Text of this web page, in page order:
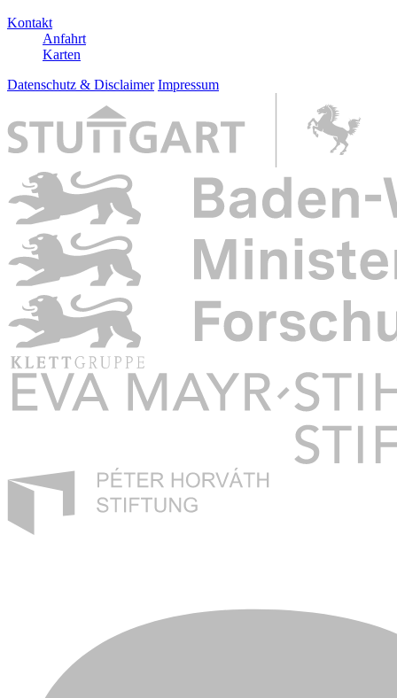
Kontakt
Anfahrt
Karten
Datenschutz & Disclaimer Impressum